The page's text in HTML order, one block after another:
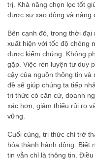
trị. Khả năng chọn lọc tốt
được sự xao động và nâng
Bên cạnh đó, trong thời đại
xuất hiện với tốc độ chóng
được kiểm chứng. Không
gặp. Việc rèn luyện tư duy
cậy của nguồn thông tin và
đề sẽ giúp chúng ta tiếp
tri thức có căn cứ, doanh
xác hơn, giảm thiểu rủi ro
vững.
Cuối cùng, tri thức chỉ trở
hóa thành hành động. Biết
tin vẫn chỉ là thông tin.